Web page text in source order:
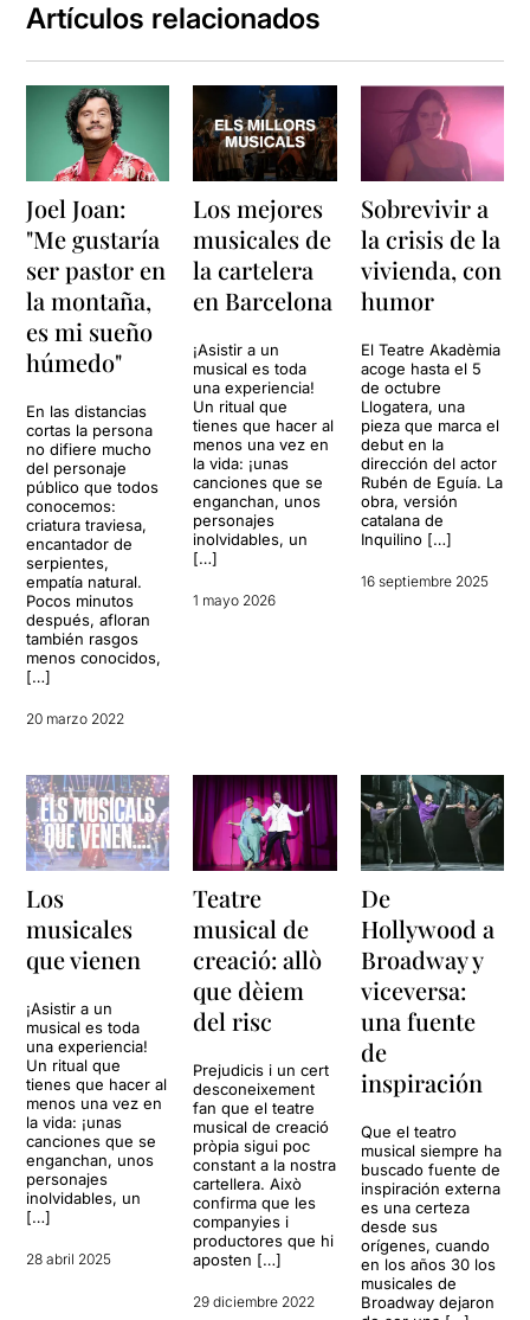
Artículos relacionados
Joel Joan:
"Me gustaría
ser pastor en
la montaña,
es mi sueño
húmedo"
En las distancias
cortas la persona
no difiere mucho
del personaje
público que todos
conocemos:
criatura traviesa,
encantador de
serpientes,
empatía natural.
Pocos minutos
después, afloran
también rasgos
menos conocidos,
[…]
20 marzo 2022
Los mejores
musicales de
la cartelera
en Barcelona
¡Asistir a un
musical es toda
una experiencia!
Un ritual que
tienes que hacer al
menos una vez en
la vida: ¡unas
canciones que se
enganchan, unos
personajes
inolvidables, un
[…]
1 mayo 2026
Sobrevivir a
la crisis de la
vivienda, con
humor
El Teatre Akadèmia
acoge hasta el 5
de octubre
Llogatera, una
pieza que marca el
debut en la
dirección del actor
Rubén de Eguía. La
obra, versión
catalana de
Inquilino […]
16 septiembre 2025
Los
musicales
que vienen
¡Asistir a un
musical es toda
una experiencia!
Un ritual que
tienes que hacer al
menos una vez en
la vida: ¡unas
canciones que se
enganchan, unos
personajes
inolvidables, un
[…]
28 abril 2025
Teatre
musical de
creació: allò
que dèiem
del risc
Prejudicis i un cert
desconeixement
fan que el teatre
musical de creació
pròpia sigui poc
constant a la nostra
cartellera. Això
confirma que les
companyies i
productores que hi
aposten […]
29 diciembre 2022
De
Hollywood a
Broadway y
viceversa:
una fuente
de
inspiración
Que el teatro
musical siempre ha
buscado fuente de
inspiración externa
es una certeza
desde sus
orígenes, cuando
en los años 30 los
musicales de
Broadway dejaron